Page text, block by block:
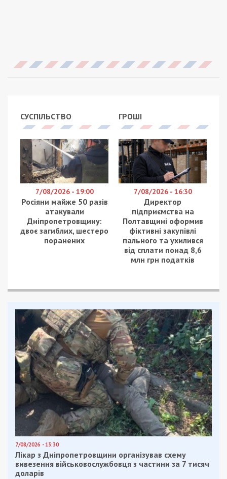
СУСПІЛЬСТВО
7/08/2026 - 19:00
Росіяни майже 50 разів
атакували
Дніпропетровщину:
двоє загиблих, шестеро
поранених
ГРОШІ
7/08/2026 - 16:30
Директор
підприємства на
Полтавщині оформив
фіктивні закупівлі
пального та ухилився
від сплати понад 8,6
млн грн податків
7/08/2026 - 13:30
Лікар з Дніпропетровщини організував схему
вивезення військовослужбовця з частини за 7 тисяч
доларів